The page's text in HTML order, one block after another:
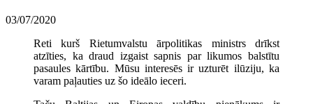
03/07/2020
Reti kurš Rietumvalstu ārpolitikas ministrs drīkst
atzīties, ka draud izgaist sapnis par likumos balstītu
pasaules kārtību. Mūsu interesēs ir uzturēt ilūziju, ka
varam paļauties uz šo ideālo ieceri.